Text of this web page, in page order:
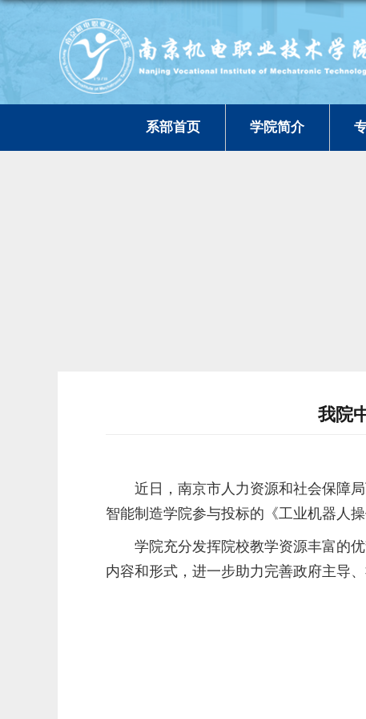
系部首页 学院简介
我院
近日，南京市人力资源和社会保障
智能制造学院参与投标的《工业机器人
学院充分发挥院校教学资源丰富的
内容和形式，进一步助力完善政府主导